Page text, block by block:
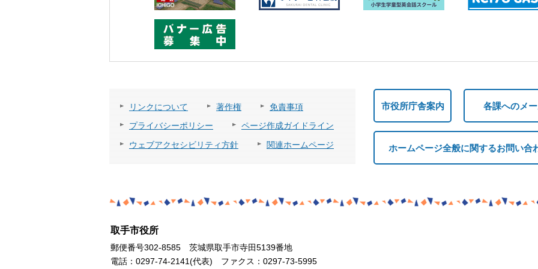
リンクについて 著作権
免責事項
プライバシーポリシー
ページ作成ガイドライン
ウェブアクセシビリティ方針
関連ホームページ
市役所庁舎案内 各課へのメ
ホームページ全般に関するお問い合
取手市役所
郵便番号302-8585 茨城県取手市寺田5139番地
電話：0297-74-2141(代表) ファクス：0297-73-5995